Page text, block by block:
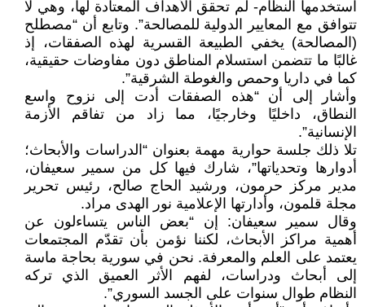
استخدمها النظام- لم تحقق الأهداف المعتادة لها، وهي لا
تتوافق مع المعايير الدولية للمصالحة”. وتابع أن “مصطلح
(المصالحة) يخفي الطبيعة القسرية لهذه الصفقات، إذ
غالبًا ما تتضمن استسلام المناطق دون مفاوضات حقيقية،
كما في داريا وحمص والغوطة الشرقية”.
وأشار إلى أن “هذه الصفقات أدت إلى نزوح واسع
النطاق، داخليًا وخارجيًا، مما زاد من تفاقم الأزمة
الإنسانية”.
تلا ذلك جلسة حوارية مهمة بعنوان “الدراسات والأبحاث؛
أدوارها وتحدياتها”، شارك فيها كل من سمير سعيفان،
مدير مركز حرمون، ورشيد الحاج صالح، رئيس تحرير
مجلة قلمون، وأدارتها الإعلامية نور الهدى مراد.
وقال سمير سعيفان: إن “بعض الناس يتساءلون عن
أهمية مراكز الأبحاث، لكننا نؤمن بأن تقدّم المجتمعات
يعتمد على العلم والمعرفة. نحن في سورية بحاجة ماسة
إلى أبحاث ودراسات، لفهم الأثر العميق الذي تركه
النظام طوال سنوات على الجسد السوري”.